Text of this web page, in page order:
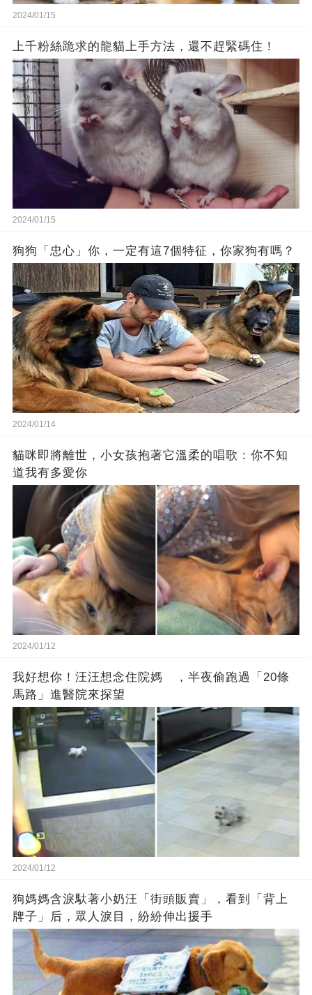
2024/01/15
上千粉絲跪求的龍貓上手方法，還不趕緊碼住！
2024/01/15
狗狗「忠心」你，一定有這7個特征，你家狗有嗎？
2024/01/14
貓咪即將離世，小女孩抱著它溫柔的唱歌：你不知
道我有多愛你
2024/01/12
我好想你！汪汪想念住院媽 ，半夜偷跑過「20條
馬路」進醫院來探望
2024/01/12
狗媽媽含淚馱著小奶汪「街頭販賣」，看到「背上
牌子」后，眾人淚目，紛紛伸出援手